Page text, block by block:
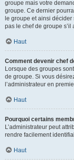
groupe mais votre
groupe. Ce dernier
le groupe et ainsi
pas le chef de groupe
Haut
Comment devenir chef
Lorsque des groupes
de groupe. Si vous
l’administrateur en
Haut
Pourquoi certains
L’administrateur peut
rendre facilement
Haut